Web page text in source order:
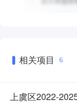
相关项目 6
上虞区2022-